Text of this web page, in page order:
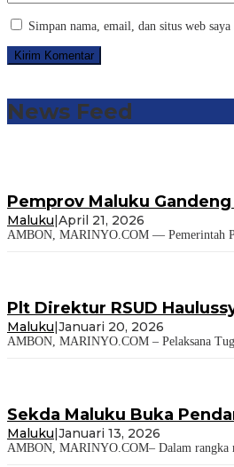
Simpan nama, email, dan situs web
News Feed
Pemprov Maluku
Maluku|April 21, 2026
AMBON, MARINYO.COM — Pemerintah
Plt Direktur RSUD
Maluku|Januari 20, 2026
AMBON, MARINYO.COM – Pelaksana
Sekda Maluku Buka
Maluku|Januari 13, 2026
AMBON, MARINYO.COM– Dalam rangka